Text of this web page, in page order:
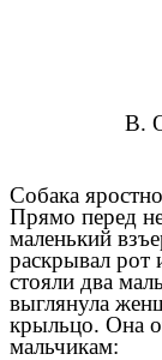
В.
Собака
Прямо перед
маленький
раскрывал рот
стояли два
выглянула
крыльцо. Она
мальчикам: